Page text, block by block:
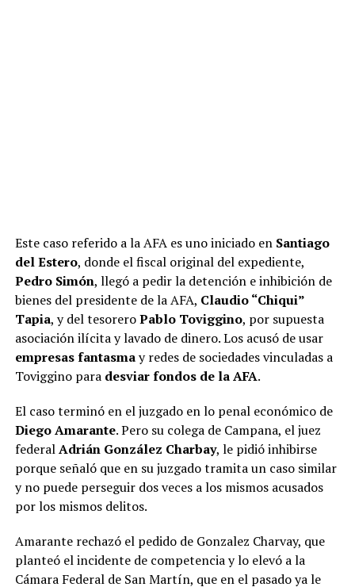
Este caso referido a la AFA es uno iniciado en Santiago
del Estero, donde el fiscal original del expediente,
Pedro Simón, llegó a pedir la detención e inhibición de
bienes del presidente de la AFA, Claudio “Chiqui”
Tapia, y del tesoreroPablo Toviggino, por supuesta
asociación ilícita y lavado de dinero. Los acusó de usar
empresas fantasmay redes de sociedades vinculadas a
Toviggino paradesviar fondos de la AFA.
El caso terminó en el juzgado en lo penal económico de
Diego Amarante. Pero su colega de Campana, el juez
federalAdrián González Charbay, le pidió inhibirse
porque señaló que en su juzgado tramita un caso similar
y no puede perseguir dos veces a los mismos acusados
por los mismos delitos.
Amarante rechazó el pedido de Gonzalez Charvay, que
planteó el incidente de competencia y lo elevó a la
Cámara Federal de San Martín, que en el pasado ya le